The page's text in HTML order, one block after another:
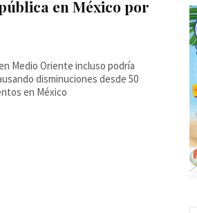
en México por
Medio Oriente incluso podría
disminuciones desde 50
en México